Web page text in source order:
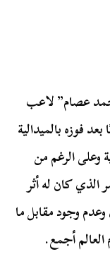
عصام” لاعب
الذي لم يتجاوز ١٨ عامًا بعد فوزه بالميدالية
وعلى الرغم من
الذي كان له أثر
وجود مقابل ما
أجمع.